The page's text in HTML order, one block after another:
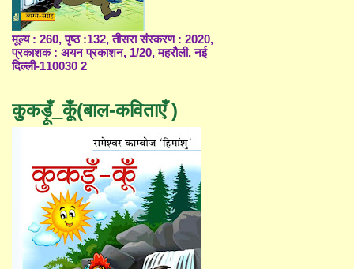
मूल्य : 260, पृष्ठ :132, तीसरा संस्करण : 2020,
प्रकाशक : अयन प्रकाशन, 1/20, महरौली, नई
दिल्ली-110030 2
कुकड़ूँ_कूँ(बाल-कविताएँ )